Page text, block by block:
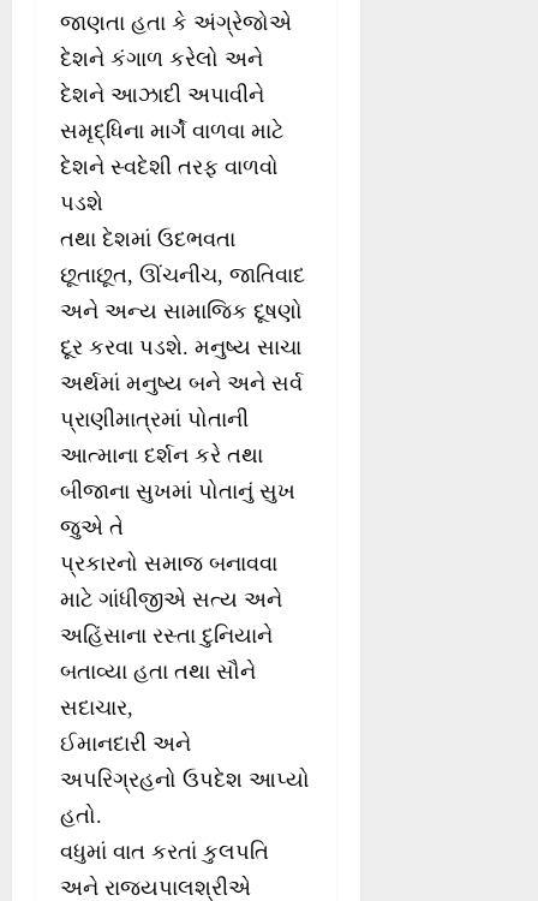
જાણતા હતા કે અંગ્રેજોએ
દેશને કંગાળ કરેલો અને
દેશને આઝાદી અપાવીને
સમૃદ્ધિના માર્ગે વાળવા માટે
દેશને સ્વદેશી તરફ વાળવો
પડશે
તથા દેશમાં ઉદભવતા
છૂતાછૂત, ઊંચનીચ, જાતિવાદ
અને અન્ય સામાજિક દૂષણો
દૂર કરવા પડશે. મનુષ્ય સાચા
અર્થમાં મનુષ્ય બને અને સર્વ
પ્રાણીમાત્રમાં પોતાની
આત્માના દર્શન કરે તથા
બીજાના સુખમાં પોતાનું સુખ
જુએ તે
પ્રકારનો સમાજ બનાવવા
માટે ગાંધીજીએ સત્ય અને
અહિંસાના રસ્તા દુનિયાને
બતાવ્યા હતા તથા સૌને
સદાચાર,
ઈમાનદારી અને
અપરિગ્રહનો ઉપદેશ આપ્યો
હતો.
વધુમાં વાત કરતાં કુલપતિ
અને રાજ્યપાલશ્રીએ